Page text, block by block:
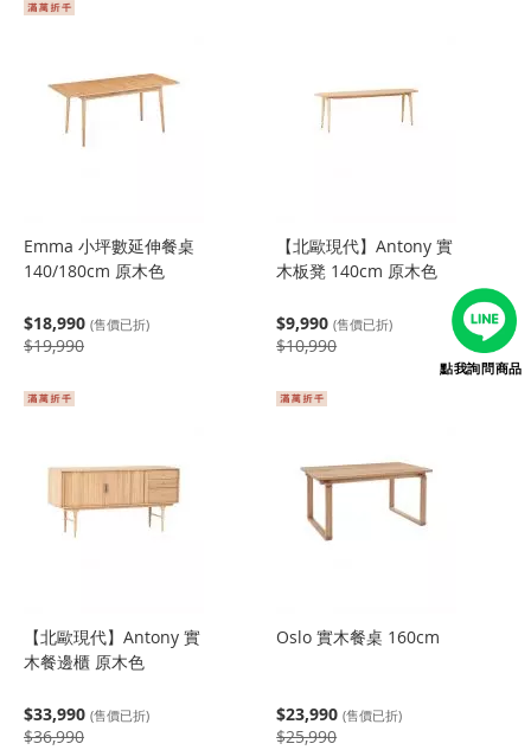
Emma 小坪數延伸餐桌
140/180cm 原木色
$18,990 (售價已折)
$19,990
【北歐現代】Antony 實
木板凳 140cm 原木色
$9,990 (售價已折)
$10,990
【北歐現代】Antony 實
木餐邊櫃 原木色
$33,990 (售價已折)
$36,990
Oslo 實木餐桌 160cm
$23,990 (售價已折)
$25,990
點我詢問商品